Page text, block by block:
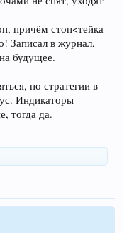
причём стоп<тейка
Записал в журнал,
будущее.
по стратегии в
Индикаторы
тогда да.